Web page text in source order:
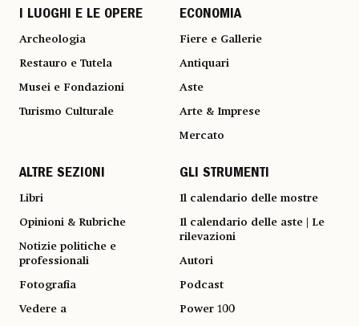
I LUOGHI E LE OPERE
Archeologia
Restauro e Tutela
Musei e Fondazioni
Turismo Culturale
ECONOMIA
Fiere e Gallerie
Antiquari
Aste
Arte & Imprese
Mercato
ALTRE SEZIONI
Libri
Opinioni & Rubriche
Notizie politiche e
professionali
Fotografia
Vedere a
GLI STRUMENTI
Il calendario delle mostre
Il calendario delle aste | Le
rilevazioni
Autori
Podcast
Power 100